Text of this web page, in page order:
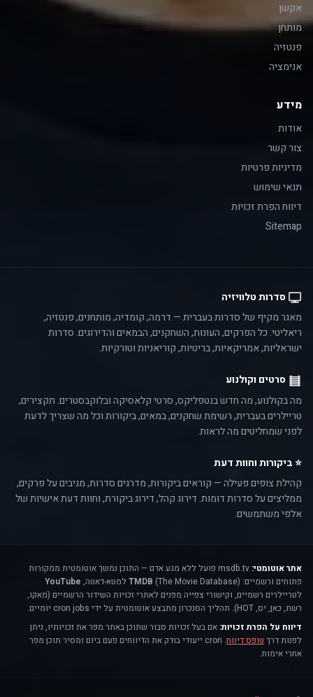
אקשן
מותחן
פנטזיה
אנימציה
מידע
אודות
צור קשר
מדיניות פרטיות
תנאי שימוש
דיווח הפרת זכויות
Sitemap
סדרות טלוויזיה
מאגר מקיף של סדרות בעברית — דרמה, קומדיה, מותחנים, פנטזיה,
ריאליטי. כל הפרקים, העונות, השחקנים, הבמאים והדירוגים. סדרות
ישראליות, אמריקאיות, בריטיות, קוריאניות וטורקיות.
סרטים וקולנוע
מה בקולנוע, מה חדש בנטפליקס, סרטי קלאסיקה ובלוקבסטרים. תקצירים,
טריילרים בעברית, רשימת שחקנים, במאים, ביקורות וכל מה שצריך לדעת
לפני שמחליטים מה לראות.
⭐ ביקורות וחוות דעת
קהילת צופים פעילה — קוראים ביקורות, מדרגים סדרות, מגיבים על פרקים,
ממליצים על סדרות דומות. דירוג קהל, דירוג ביקורת, וחוות דעת אישיות של
אלפי משתמשים.
אתר אוטומטי:
msdb.tv פועל ללא מגע אדם — התוכן נמשך אוטומטית ממקורות
פתוחים ורשמיים:
TMDB (The Movie Database) למטא-דאטה,
YouTube
לטריילרים רשמיים, וקישורי צפייה מפנים לאתרי זכויות השידור הרשמיים (מאקו,
רשת, כאן, יס, HOT). תהליך הסנכרון מתבצע אוטומטית על ידי cron jobs יומיים.
דיווח על הפרת זכויות: אם בעל זכויות סבור שתוכן באתר מפר את זכויותיו, ניתן
לפנות דרך טופס דיווח
. cron ייעודי בודק את הדיווחים פעם ביום ומסיר תוכן מפר
אחרי אימות.